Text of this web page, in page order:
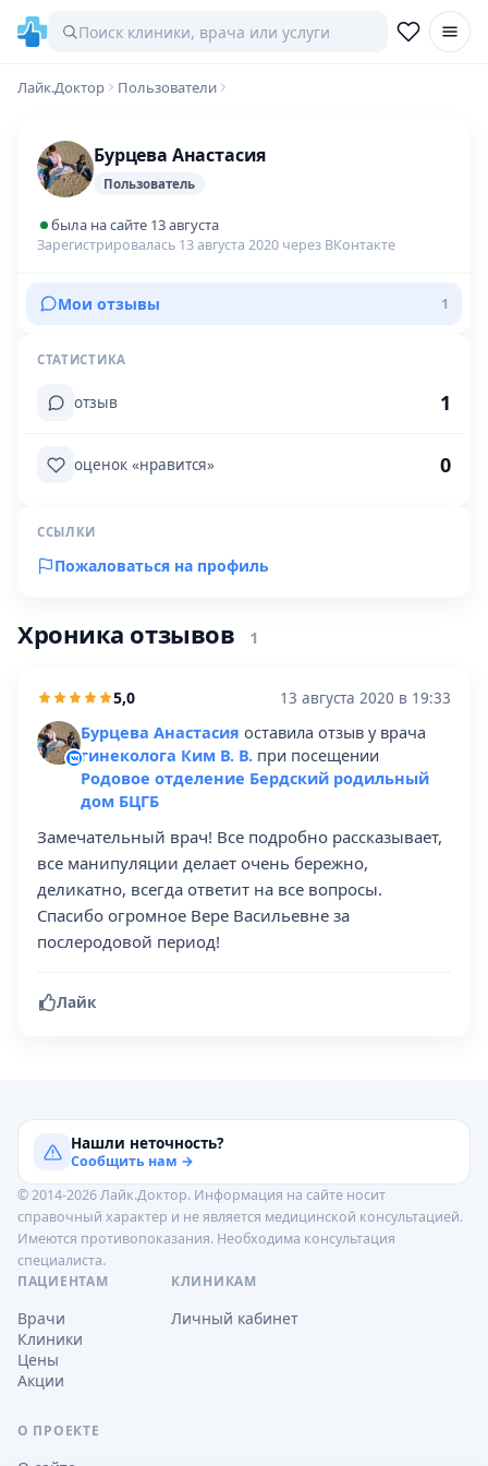
Лайк.Доктор Пользователи
Бурцева Анастасия
Пользователь
была на сайте 13 августа
Зарегистрировалась 13 августа 2020 через ВКонтакте
Мои отзывы 1
СТАТИСТИКА
отзыв 1
оценок «нравится» 0
ССЫЛКИ
Пожаловаться на профиль
Хроника отзывов 1
5,0 13 августа 2020 в 19:33
Бурцева Анастасия оставила отзыв у врача
гинеколога Ким В. В. при посещении
Родовое отделение Бердский родильный
дом БЦГБ
Замечательный врач! Все подробно рассказывает,
все манипуляции делает очень бережно,
деликатно, всегда ответит на все вопросы.
Спасибо огромное Вере Васильевне за
послеродовой период!
Лайк
Нашли неточность?
Сообщить нам →
© 2014-2026 Лайк.Доктор. Информация на сайте носит
справочный характер и не является медицинской консультацией.
Имеются противопоказания. Необходима консультация
специалиста.
ПАЦИЕНТАМ
Врачи
Клиники
Цены
Акции
КЛИНИКАМ
Личный кабинет
О ПРОЕКТЕ